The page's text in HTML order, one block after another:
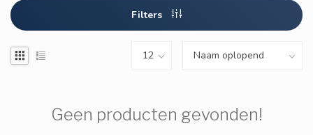
Filters
Geen producten gevonden!